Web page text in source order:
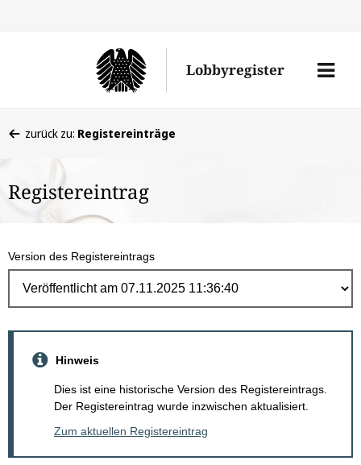
Lobbyregister
Menü
befinden
hier:
zurück zu: Registereinträge
Registereintrag
Version des Registereintrags
Hinweis
Dies ist eine historische Version des Registereintrags.
Der Registereintrag wurde inzwischen aktualisiert.
Zum aktuellen Registereintrag